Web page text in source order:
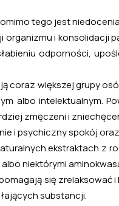
tego jest
i
odporności,
coraz większej grupy
albo intelektualnym.
zmęczeni i
i psychiczny spokój
ekstraktach z
niektórymi
się
substancji.